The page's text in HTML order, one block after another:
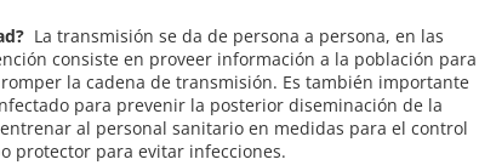
La transmisión se da de persona a persona, en las
consiste en proveer información a la población para
la cadena de transmisión. Es también importante
para prevenir la posterior diseminación de la
al personal sanitario en medidas para el control
protector para evitar infecciones.